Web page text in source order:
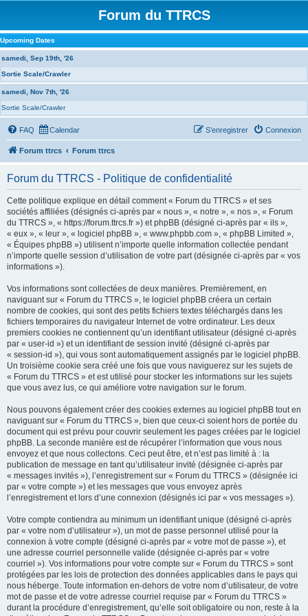
Forum du TTRCS
Upcoming Dates
samedi, Sep 19th, '26
Sortie Scale/Crawler
samedi, Nov 7th, '26
Sortie Scale/Crawler
FAQ Calendar Connexion
S’enregistrer
Forum ttrcs Forum ttrcs
Forum du TTRCS - Politique de confidentialité
Cette politique explique en détail comment « Forum du TTRCS » et ses
sociétés affiliées (désignés ci-après par « nous », « notre », « nos », « Forum
du TTRCS », « https://forum.ttrcs.fr ») et phpBB (désigné ci-après par « ils »,
« eux », « leur », « logiciel phpBB », « www.phpbb.com », « phpBB Limited »,
« Équipes phpBB ») utilisent n’importe quelle information collectée pendant
n’importe quelle session d’utilisation de votre part (désignée ci-après par « vos
informations »).
Vos informations sont collectées de deux manières. Premièrement, en
naviguant sur « Forum du TTRCS », le logiciel phpBB créera un certain
nombre de cookies, qui sont des petits fichiers textes téléchargés dans les
fichiers temporaires du navigateur Internet de votre ordinateur. Les deux
premiers cookies ne contiennent qu’un identifiant utilisateur (désigné ci-après
par « user-id ») et un identifiant de session invité (désigné ci-après par
« session-id »), qui vous sont automatiquement assignés par le logiciel phpBB.
Un troisième cookie sera créé une fois que vous naviguerez sur les sujets de
« Forum du TTRCS » et est utilisé pour stocker les informations sur les sujets
que vous avez lus, ce qui améliore votre navigation sur le forum.
Nous pouvons également créer des cookies externes au logiciel phpBB tout en
naviguant sur « Forum du TTRCS », bien que ceux-ci soient hors de portée du
document qui est prévu pour couvrir seulement les pages créées par le logiciel
phpBB. La seconde manière est de récupérer l’information que vous nous
envoyez et que nous collectons. Ceci peut être, et n’est pas limité à : la
publication de message en tant qu’utilisateur invité (désignée ci-après par
« messages invités »), l’enregistrement sur « Forum du TTRCS » (désignée ici
par « votre compte ») et les messages que vous envoyez après
l’enregistrement et lors d’une connexion (désignés ici par « vos messages »).
Votre compte contiendra au minimum un identifiant unique (désigné ci-après
par « votre nom d’utilisateur »), un mot de passe personnel utilisé pour la
connexion à votre compte (désigné ci-après par « votre mot de passe »), et
une adresse courriel personnelle valide (désignée ci-après par « votre
courriel »). Vos informations pour votre compte sur « Forum du TTRCS » sont
protégées par les lois de protection des données applicables dans le pays qui
nous héberge. Toute information en-dehors de votre nom d’utilisateur, de votre
mot de passe et de votre adresse courriel requise par « Forum du TTRCS »
durant la procédure d’enregistrement, qu’elle soit obligatoire ou non, reste à la